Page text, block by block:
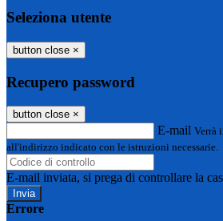
Seleziona utente
button close ×
Recupero password
button close ×
E-mail Verrà
all'indirizzo indicato con le istruzioni necessarie.
E-mail inviata, si prega di controllare la
Errore